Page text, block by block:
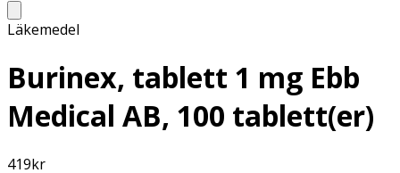
Läkemedel
Burinex, tablett 1 mg Ebb
Medical AB, 100 tablett(er)
419kr